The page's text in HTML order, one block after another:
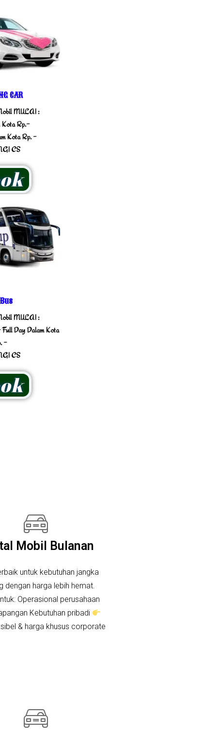
CAR
MULAI :
Kota Rp.-
Kota Rp. -
CS
MULAI :
Day Dalam Kota
-
CS
Mobil Bulanan
untuk kebutuhan jangka
dengan harga lebih hemat.
Operasional perusahaan
Kebutuhan pribadi
& harga khusus corporate